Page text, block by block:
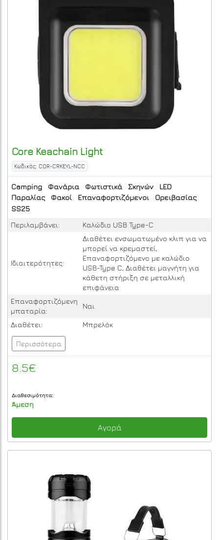
Core Keachain Light
Κωδικός: COR-CRKEYL-NCC
Camping Φανάρια Φωτιστικά Σκηνών
LED
Παραλίας
Φακοί Επαναφορτιζόμενοι
Ορειβασίας
SS25
Περιλαμβάνει:
Καλώδιο USB Type-C
Ιδιαιτερότητες:
Διαθέτει ενσωματωμένο κλιπ για να
μπορεί να κρεμαστεί,
Επαναφορτιζόμενο με καλώδιο
USB-Type C, Διαθέτει μαγνήτη για
κάθετη στήριξη σε μεταλλική
επιφάνεια
Επαναφορτιζόμενη
μπαταρία:
Ναι
Διαθέτει: Μπρελόκ
Περισσότερα
8.5€
Διαθεσιμότητα:
Άμεση
Αγορά